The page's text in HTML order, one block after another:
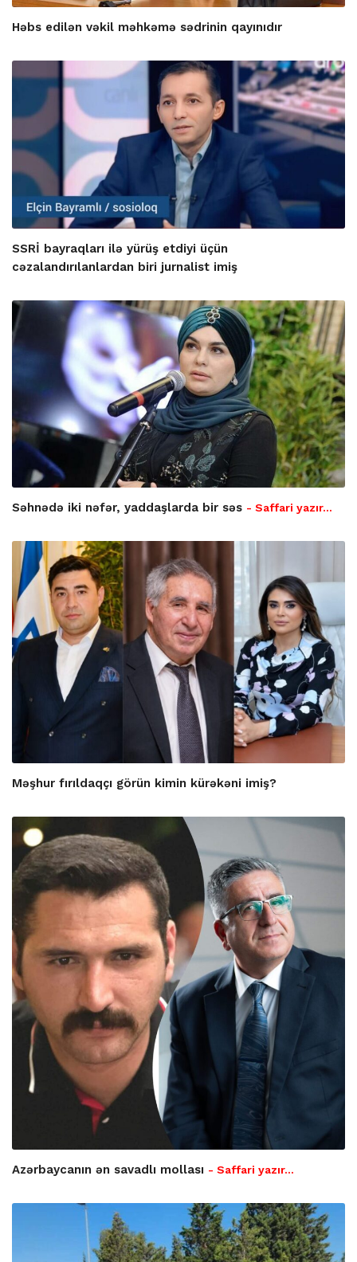
Həbs edilən vəkil məhkəmə sədrinin qayınıdır
SSRİ bayraqları ilə yürüş etdiyi üçün
cəzalandırılanlardan biri jurnalist imiş
Səhnədə iki nəfər, yaddaşlarda bir səs - Saffari yazır…
Məşhur fırıldaqçı görün kimin kürəkəni imiş?
Azərbaycanın ən savadlı mollası - Saffari yazır…